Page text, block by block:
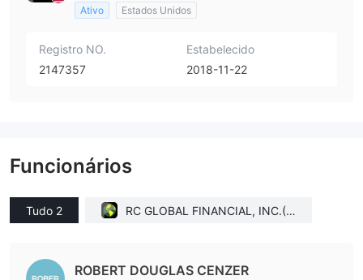
Ativo Estados Unidos
Registro NO.
2147357
Estabelecido
2018-11-22
Funcionários
Tudo 2
RC GLOBAL FINANCIAL, INC.(C
ROBERT DOUGLAS CENZER